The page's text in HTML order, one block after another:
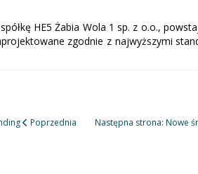
HE5 Żabia Wola 1 sp. z o.o.,
zgodnie z najwyższymi
Poprzednia Następna strona: Nowe